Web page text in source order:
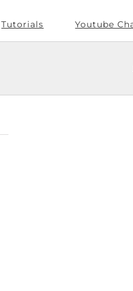
Tutorials Youtube